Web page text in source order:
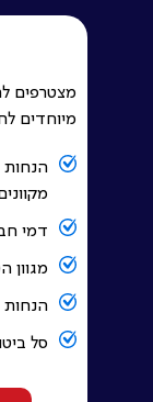
מצטרפים
מיוחדים
הנחות
דמי
מגוון
סל